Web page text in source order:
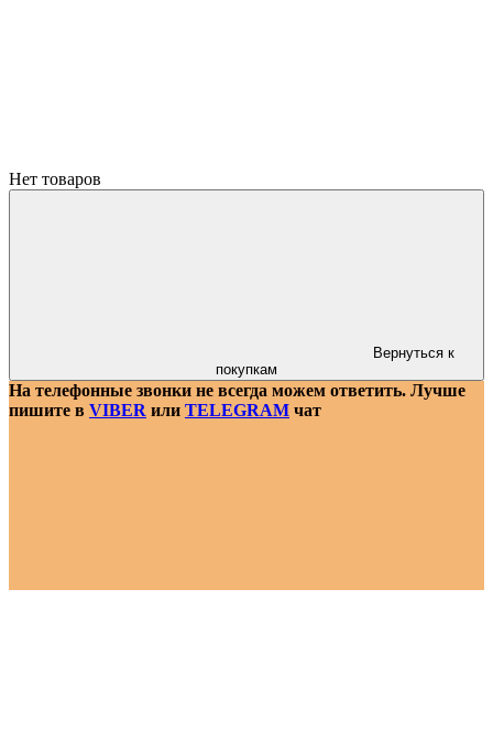
Нет товаров
Вернуться к
покупкам
На телефонные звонки не всегда можем ответить. Лучше
пишите в VIBER или TELEGRAM чат